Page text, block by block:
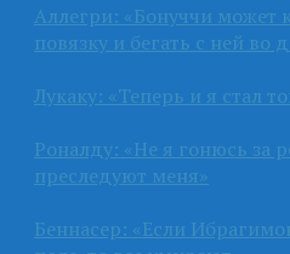
Аллегри: «Бонуччи может
повязку и бегать с ней во
Лукаку: «Теперь и я стал
Роналду: «Не я гонюсь за
преследуют меня»
Беннасер: «Если